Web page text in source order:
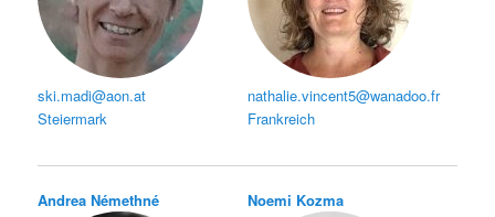
ski.madi@aon.at
Steiermark
nathalie.vincent5@wanadoo.fr
Frankreich
Andrea Némethné Noemi Kozma